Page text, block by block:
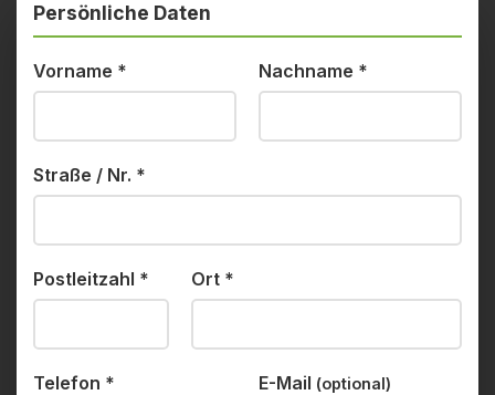
Persönliche Daten
Vorname * Nachname *
Straße / Nr. *
Postleitzahl * Ort *
Telefon * E-Mail (optional)